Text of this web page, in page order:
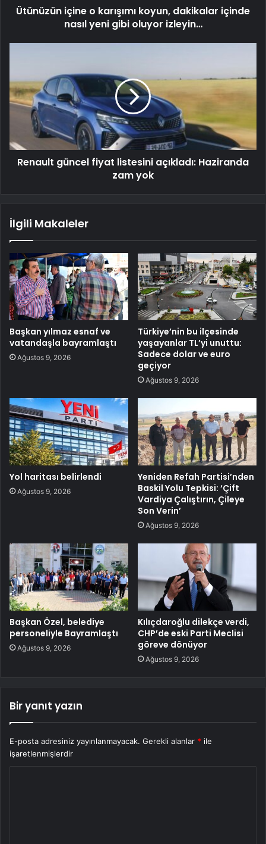
Ütünüzün içine o karışımı koyun, dakikalar içinde
nasıl yeni gibi oluyor izleyin…
Renault güncel fiyat listesini açıkladı: Haziranda
zam yok
İlgili Makaleler
Başkan yılmaz esnaf ve
vatandaşla bayramlaştı
Ağustos 9, 2026
Türkiye’nin bu ilçesinde
yaşayanlar TL’yi unuttu:
Sadece dolar ve euro
geçiyor
Ağustos 9, 2026
Yol haritası belirlendi
Ağustos 9, 2026
Yeniden Refah Partisi’nden
Baskil Yolu Tepkisi: ‘Çift
Vardiya Çalıştırın, Çileye
Son Verin’
Ağustos 9, 2026
Başkan Özel, belediye
personeliyle Bayramlaştı
Ağustos 9, 2026
Kılıçdaroğlu dilekçe verdi,
CHP’de eski Parti Meclisi
göreve dönüyor
Ağustos 9, 2026
Bir yanıt yazın
E-posta adresiniz yayınlanmayacak. Gerekli alanlar * ile
işaretlenmişlerdir